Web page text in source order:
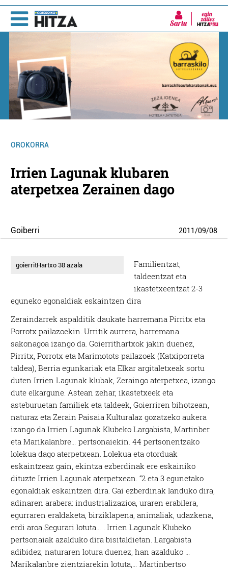
Sartu
OROKORRA
Irrien Lagunak klubaren
aterpetxea Zerainen dago
Goiberri 2011/09/08
goierritHartxo 38 azala
Familientzat,
taldeentzat eta
ikastetxeentzat 2-3
eguneko egonaldiak eskaintzen dira
Zeraindarrek aspalditik daukate harremana Pirritx eta
Porrotx pailazoekin. Urritik aurrera, harremana
sakonagoa izango da. Goierrithartxok jakin duenez,
Pirritx, Porrotx eta Marimotots pailazoek (Katxiporreta
taldea), Berria egunkariak eta Elkar argitaletxeak sortu
duten Irrien Lagunak klubak, Zeraingo aterpetxea, izango
dute elkargune. Astean zehar, ikastetxeek eta
asteburuetan familiek eta taldeek, Goierriren bihotzean,
naturaz eta Zerain Paisaia Kulturalaz gozatzeko aukera
izango da Irrien Lagunak Klubeko Largabista, Martinber
eta Marikalanbre… pertsonaiekin. 44 pertsonentzako
lolekua dago aterpetxean. Lolekua eta otorduak
eskaintzeaz gain, ekintza ezberdinak ere eskainiko
dituzte Irrien Lagunak aterpetxean. “2 eta 3 egunetako
egonaldiak eskaintzen dira. Gai ezberdinak landuko dira,
adinaren arabera: industrializazioa, uraren erabilera,
egurraren eraldaketa, birziklapena, animaliak, udazkena,
erdi aroa Segurari lotuta… . Irrien Lagunak Klubeko
pertsonaiak azalduko dira bisitaldietan. Largabista
adibidez, naturaren lotura duenez, han azalduko …
Marikalanbre zientziarekin lotuta,… Martinbertso